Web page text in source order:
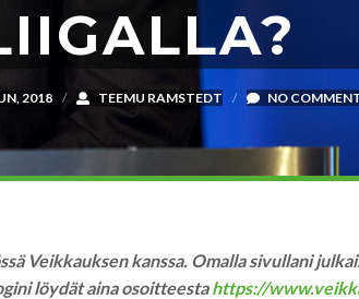
2018 / TEEMU RAMSTEDT / NO
Veikkauksen kanssa. Omalla sivullani
löydät aina osoitteestahttps://